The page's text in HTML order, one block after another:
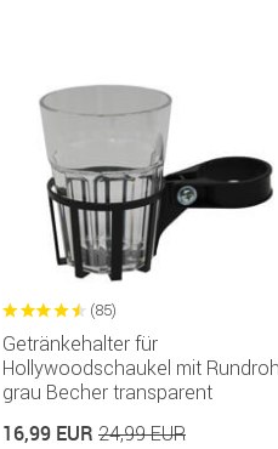
(85)
Getränkehalter für
Hollywoodschaukel mit
grau Becher transparent
16,99 EUR 24,99 EUR